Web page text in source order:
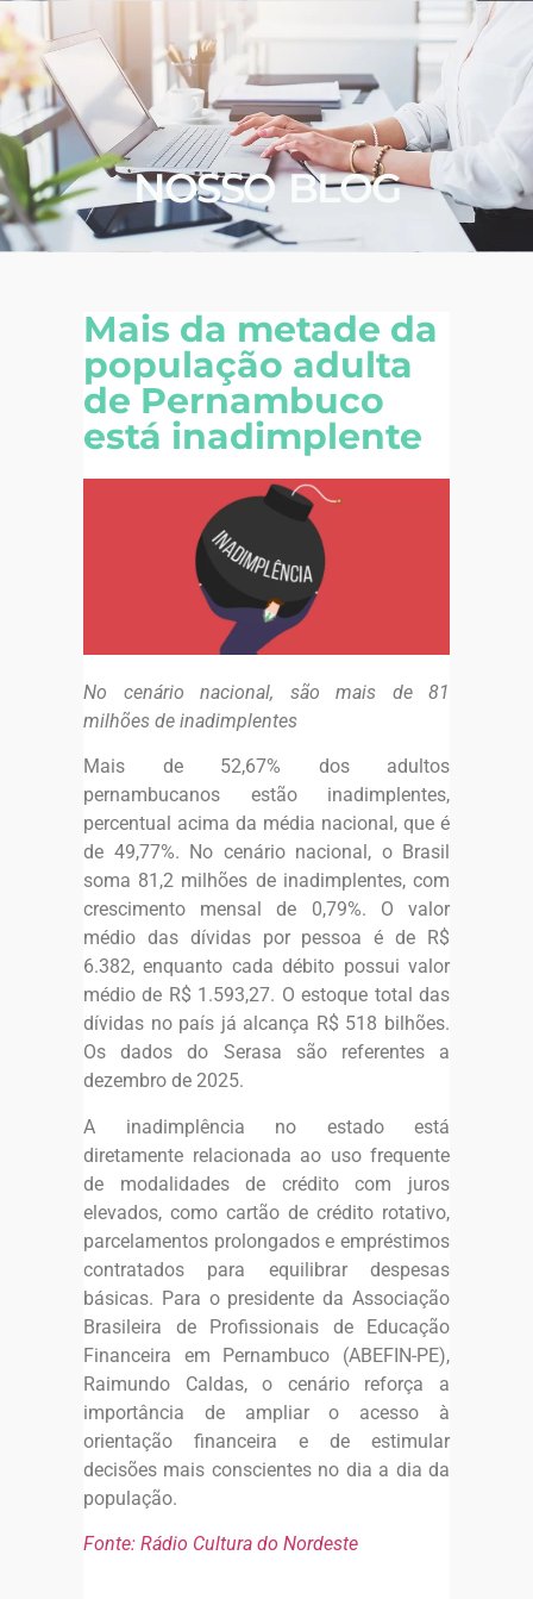
NOSSO BLOG
Mais da metade da
população adulta
de Pernambuco
está inadimplente
No cenário nacional, são mais de 81
milhões de inadimplentes
Mais de 52,67% dos adultos
pernambucanos estão inadimplentes,
percentual acima da média nacional, que é
de 49,77%. No cenário nacional, o Brasil
soma 81,2 milhões de inadimplentes, com
crescimento mensal de 0,79%. O valor
médio das dívidas por pessoa é de R$
6.382, enquanto cada débito possui valor
médio de R$ 1.593,27. O estoque total das
dívidas no país já alcança R$ 518 bilhões.
Os dados do Serasa são referentes a
dezembro de 2025.
A inadimplência no estado está
diretamente relacionada ao uso frequente
de modalidades de crédito com juros
elevados, como cartão de crédito rotativo,
parcelamentos prolongados e empréstimos
contratados para equilibrar despesas
básicas. Para o presidente da Associação
Brasileira de Profissionais de Educação
Financeira em Pernambuco (ABEFIN-PE),
Raimundo Caldas, o cenário reforça a
importância de ampliar o acesso à
orientação financeira e de estimular
decisões mais conscientes no dia a dia da
população.
Fonte: Rádio Cultura do Nordeste